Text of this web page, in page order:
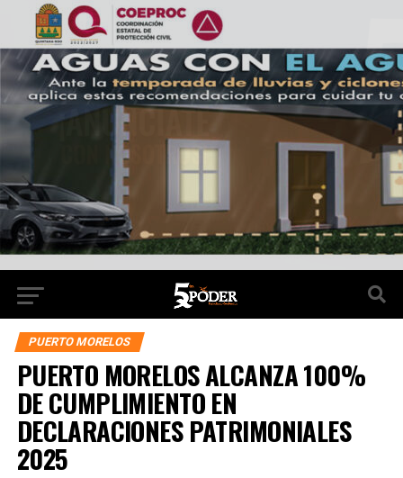
PUERTO MORELOS
PUERTO MORELOS ALCANZA 100%
DE CUMPLIMIENTO EN
DECLARACIONES PATRIMONIALES
2025